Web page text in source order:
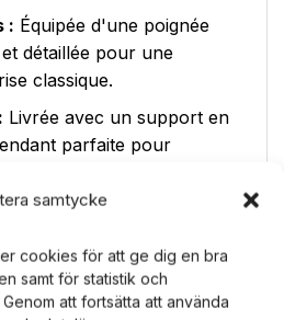
samtycke
cookies för att ge dig en bra
samt för statistik och
att fortsätta att använda
: Équipée d'une poignée
détaillée pour une
classique.
Livrée avec un support en
parfaite pour
à travers ses
de connaître la taille
pour un placement et